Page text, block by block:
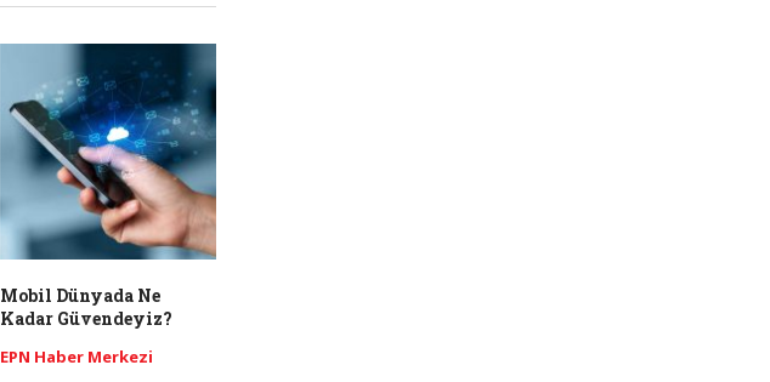
Mobil Dünyada Ne
Kadar Güvendeyiz?
EPN Haber Merkezi